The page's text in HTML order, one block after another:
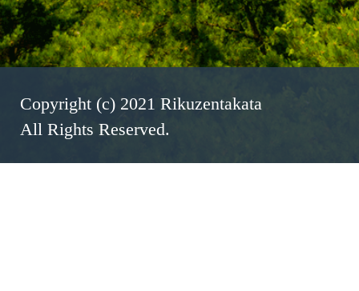
Copyright (c) 2021 Rikuzentakata
All Rights Reserved.